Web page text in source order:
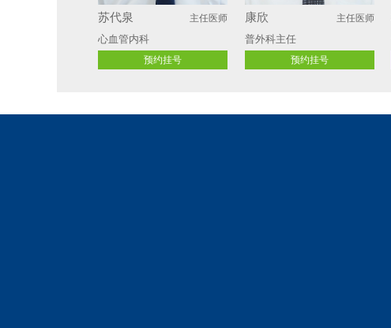
苏代泉 主任医师
心血管内科
预约挂号
康欣 主任医师
普外科主任
预约挂号